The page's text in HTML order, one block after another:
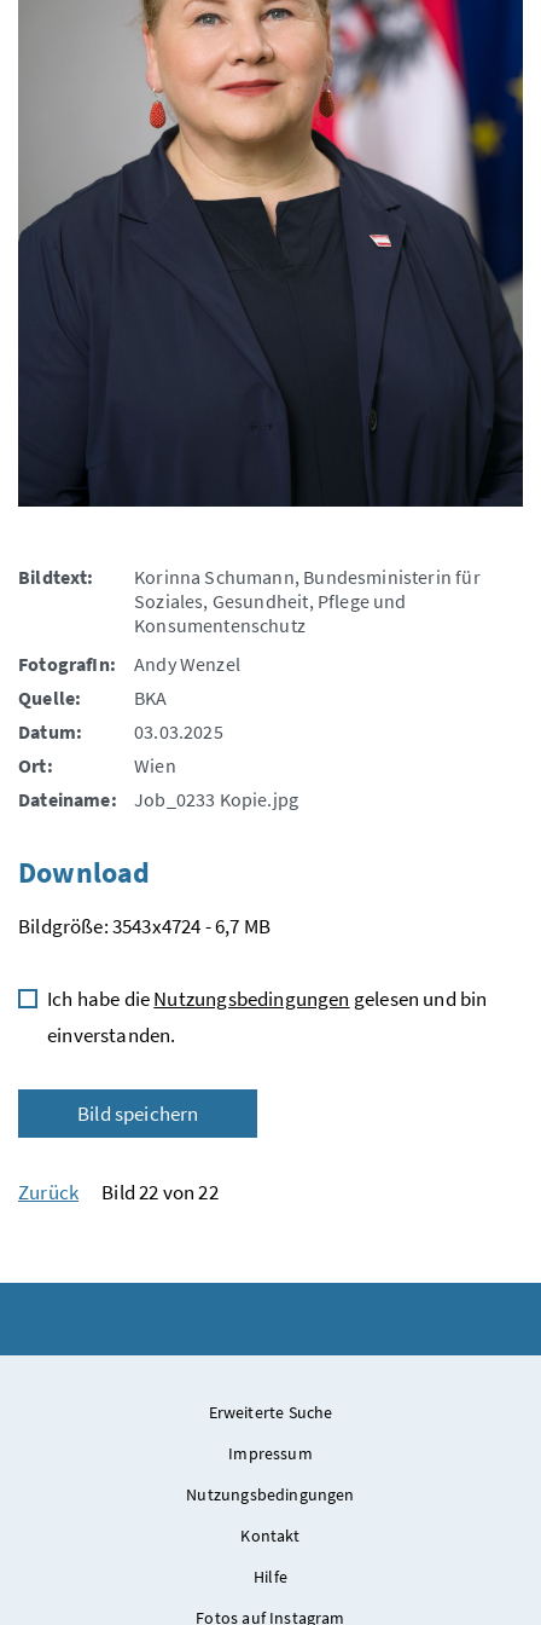
Bildtext:
Korinna Schumann, Bundesministerin für
Soziales, Gesundheit, Pflege und
Konsumentenschutz
FotografIn:
Andy Wenzel
Quelle:
BKA
Datum:
03.03.2025
Ort:
Wien
Dateiname:
Job_0233 Kopie.jpg
Download
Bildgröße: 3543x4724 - 6,7 MB
Ich habe dieNutzungsbedingungen gelesen und bin
einverstanden.
Bild speichern
Zurück Bild 22 von 22
Erweiterte Suche
Impressum
Nutzungsbedingungen
Kontakt
Hilfe
Fotos auf Instagram